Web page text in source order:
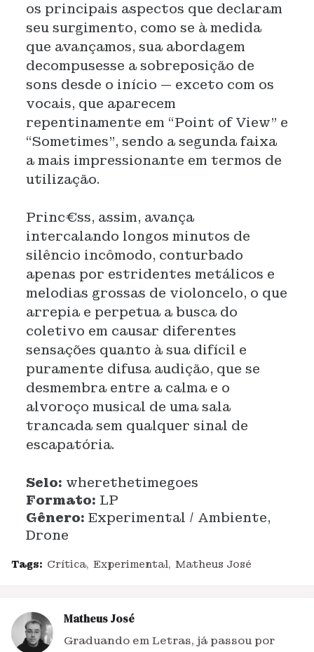
os principais aspectos que declaram
seu surgimento, como se à medida
que avançamos, sua abordagem
decompusesse a sobreposição de
sons desde o início — exceto com os
vocais, que aparecem
repentinamente em “Point of View” e
“Sometimes”, sendo a segunda faixa
a mais impressionante em termos de
utilização.
Princ€ss, assim, avança
intercalando longos minutos de
silêncio incômodo, conturbado
apenas por estridentes metálicos e
melodias grossas de violoncelo, o que
arrepia e perpetua a busca do
coletivo em causar diferentes
sensações quanto à sua difícil e
puramente difusa audição, que se
desmembra entre a calma e o
alvoroço musical de uma sala
trancada sem qualquer sinal de
escapatória.
Selo: wherethetimegoes
Formato: LP
Gênero: Experimental / Ambiente,
Drone
Tags: Crítica Experimental Matheus José
Matheus José
Graduando em Letras, já passou por